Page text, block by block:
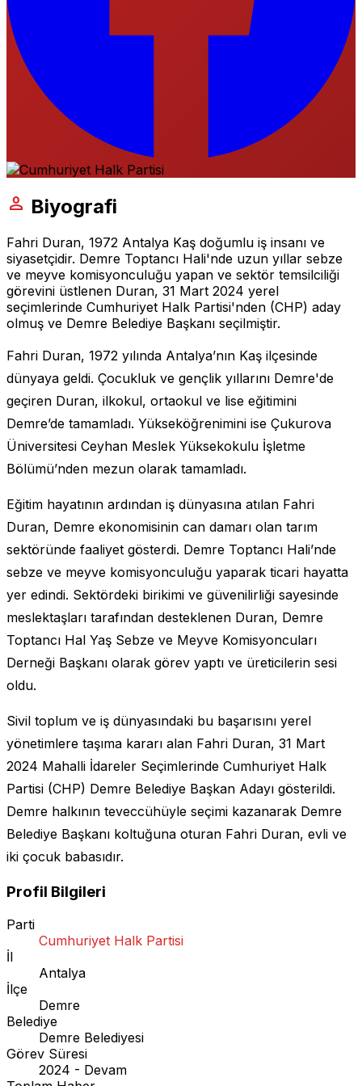
person Biyografi
Fahri Duran, 1972 Antalya Kaş doğumlu iş insanı ve
siyasetçidir. Demre Toptancı Hali'nde uzun yıllar sebze
ve meyve komisyonculuğu yapan ve sektör temsilciliği
görevini üstlenen Duran, 31 Mart 2024 yerel
seçimlerinde Cumhuriyet Halk Partisi'nden (CHP) aday
olmuş ve Demre Belediye Başkanı seçilmiştir.
Fahri Duran, 1972 yılında Antalya’nın Kaş ilçesinde
dünyaya geldi. Çocukluk ve gençlik yıllarını Demre'de
geçiren Duran, ilkokul, ortaokul ve lise eğitimini
Demre’de tamamladı. Yükseköğrenimini ise Çukurova
Üniversitesi Ceyhan Meslek Yüksekokulu İşletme
Bölümü’nden mezun olarak tamamladı.
Eğitim hayatının ardından iş dünyasına atılan Fahri
Duran, Demre ekonomisinin can damarı olan tarım
sektöründe faaliyet gösterdi. Demre Toptancı Hali’nde
sebze ve meyve komisyonculuğu yaparak ticari hayatta
yer edindi. Sektördeki birikimi ve güvenilirliği sayesinde
meslektaşları tarafından desteklenen Duran, Demre
Toptancı Hal Yaş Sebze ve Meyve Komisyoncuları
Derneği Başkanı olarak görev yaptı ve üreticilerin sesi
oldu.
Sivil toplum ve iş dünyasındaki bu başarısını yerel
yönetimlere taşıma kararı alan Fahri Duran, 31 Mart
2024 Mahalli İdareler Seçimlerinde Cumhuriyet Halk
Partisi (CHP) Demre Belediye Başkan Adayı gösterildi.
Demre halkının teveccühüyle seçimi kazanarak Demre
Belediye Başkanı koltuğuna oturan Fahri Duran, evli ve
iki çocuk babasıdır.
Profil Bilgileri
Parti
Cumhuriyet Halk Partisi
İl
Antalya
İlçe
Demre
Belediye
Demre Belediyesi
Görev Süresi
2024 - Devam